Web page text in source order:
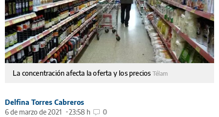
La concentración afecta la oferta y los precios Télam
Delfina Torres Cabreros
6 de marzo de 2021
23:58 h
0